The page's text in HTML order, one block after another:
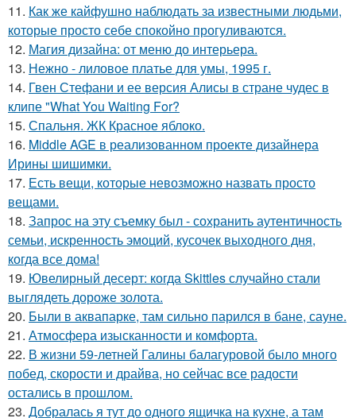
11. Как же кайфушно наблюдать за известными людьми,
которые просто себе спокойно прогуливаются.
12. Магия дизайна: от меню до интерьера.
13. Нежно - лиловое платье для умы, 1995 г.
14. Гвен Стефани и ее версия Алисы в стране чудес в
клипе "What You Waiting For?
15. Спальня. ЖК Красное яблоко.
16. Middle AGE в реализованном проекте дизайнера
Ирины шишимки.
17. Есть вещи, которые невозможно назвать просто
вещами.
18. Запрос на эту съемку был - сохранить аутентичность
семьи, искренность эмоций, кусочек выходного дня,
когда все дома!
19. Ювелирный десерт: когда Skittles случайно стали
выглядеть дороже золота.
20. Были в аквапарке, там сильно парился в бане, сауне.
21. Атмосфера изысканности и комфорта.
22. В жизни 59-летней Галины балагуровой было много
побед, скорости и драйва, но сейчас все радости
остались в прошлом.
23. Добралась я тут до одного ящичка на кухне, а там